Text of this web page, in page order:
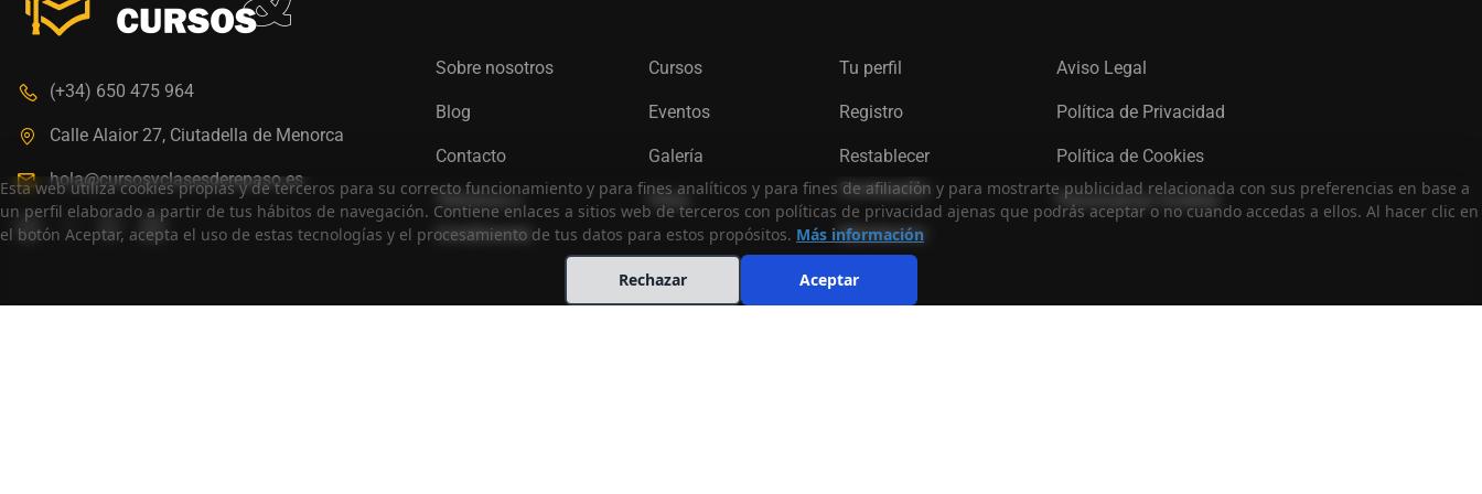
(+34) 650 475 964
Calle Alaior 27, Ciutadella de Menorca
hola@cursosyclasesderepaso.es
Sobre nosotros
Blog
Contacto
Términos y
Condiciones
Cursos
Eventos
Galería
FAQs
Tu perfil
Registro
Restablecer
Contraseña
Membresía
Aviso Legal
Política de Privacidad
Política de Cookies
Personalizar Cookies
¡CONTACTA!
Esta web utiliza cookies propias y de terceros para su correcto funcionamiento y para fines analíticos y para fines de afiliación y para mostrarte publicidad relacionada con sus preferencias en base a
un perfil elaborado a partir de tus hábitos de navegación. Contiene enlaces a sitios web de terceros con políticas de privacidad ajenas que podrás aceptar o no cuando accedas a ellos. Al hacer clic en
el botón Aceptar, acepta el uso de estas tecnologías y el procesamiento de tus datos para estos propósitos. Más información
Rechazar Aceptar